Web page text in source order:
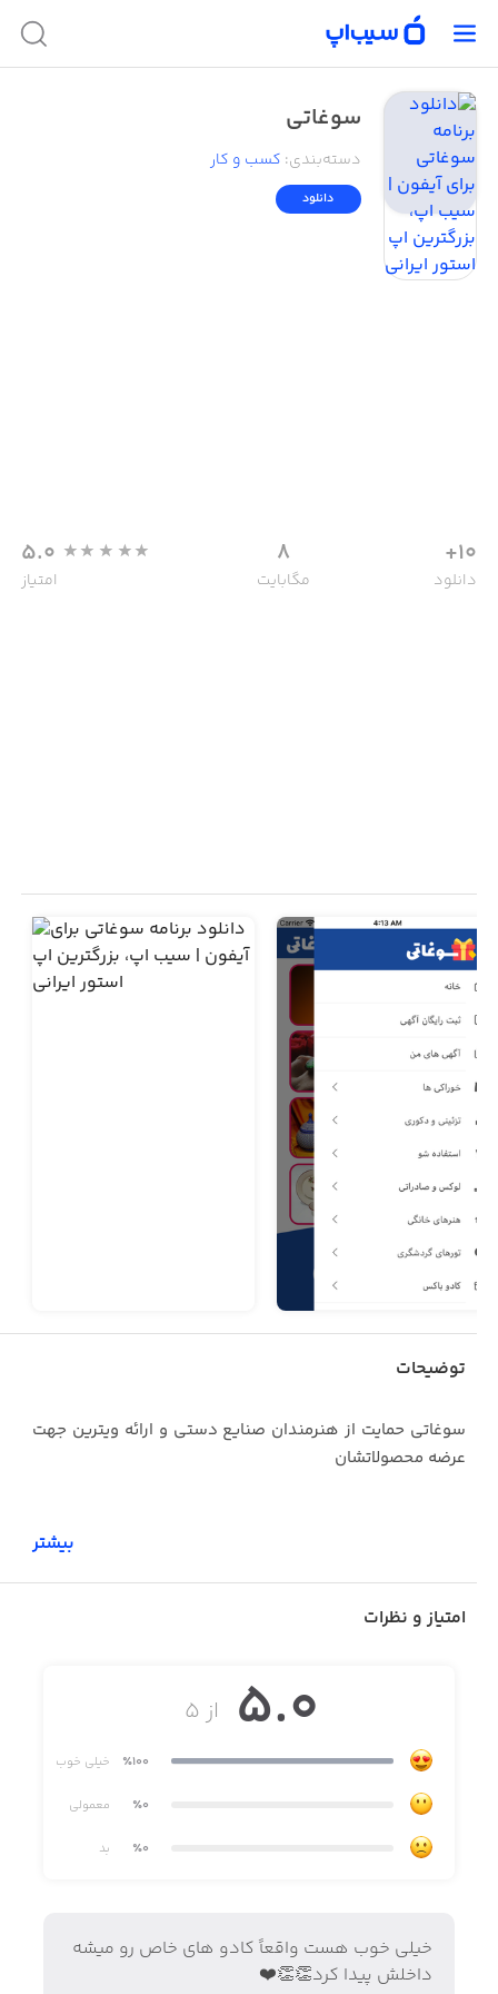
سوغاتی
دسته‌بندی: کسب‌ و ‌کار
دانلود
10+
دانلود
8
مگابایت
5.0
امتیاز
توضیحات
سوغاتی حمایت از هنرمندان صنایع دستی و ارائه ویترین جهت
عرضه محصولاتشان
بهترین انتخاب برای خرید کادو و هدیه
بیشتر
امتیاز و نظرات
از ۵ 5.0
٪100 خیلی خوب
٪0 معمولی
٪0 بد
خیلی خوب هست واقعاً کادو های خاص رو میشه
داخلش پیدا کرد👏👏❤️